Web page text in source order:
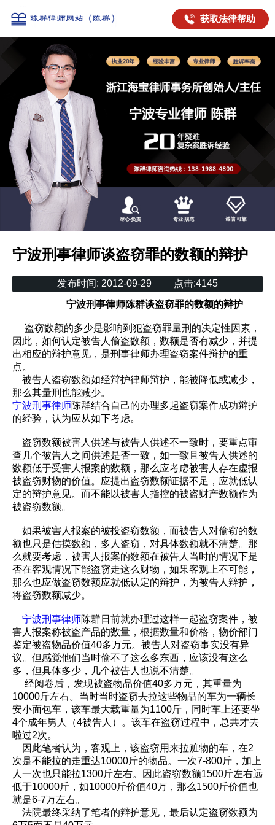
获取法律帮助
宁波刑事律师谈盗窃罪的数额的辩护
发布时间: 2012-09-29 点击:4145
宁波刑事律师陈群谈盗窃罪的数额的辩护
盗窃数额的多少是影响到犯盗窃罪量刑的决定性因素，
因此，如何认定被告人偷盗数额，数额是否有减少，并提
出相应的辩护意见，是刑事律师办理盗窃案件辩护的重
点。
被告人盗窃数额如经辩护律师辩护，能被降低或减少，
那么其量刑也能减少。
宁波刑事律师陈群结合自己的办理多起盗窃案件成功辩护
的经验，认为应从如下考虑。
盗窃数额被害人供述与被告人供述不一致时，要重点审
查几个被告人之间供述是否一致，如一致且被告人供述的
数额低于受害人报案的数额，那么应考虑被害人存在虚报
被盗窃财物的价值。应提出盗窃数额证据不足，应就低认
定的辩护意见。而不能以被害人指控的被盗财产数额作为
被盗窃数额。
如果被害人报案的被投盗窃数额，而被告人对偷窃的数
额也只是估摸数额，多人盗窃，对具体数额就不清楚。那
么就要考虑，被害人报案的数额在被告人当时的情况下是
否在客观情况下能盗窃走这么财物，如果客观上不可能，
那么也应做盗窃数额应就低认定的辩护，为被告人辩护，
将盗窃数额减少。
宁波刑事律师陈群日前就办理过这样一起盗窃案件，被
害人报案称被盗产品的数量，根据数量和价格，物价部门
鉴定被盗物品价值40多万元。被告人对盗窃事实没有异
议。但感觉他们当时偷不了这么多东西，应该没有这么
多，但具体多少，几个被告人也说不清楚。
经阅卷后，发现被盗物品价值40多万元，其重量为
10000斤左右。当时当时盗窃去拉这些物品的车为一辆长
安小面包车，该车最大载重量为1100斤，同时车上还要坐
4个成年男人（4被告人）。该车在盗窃过程中，总共才去
啦过2次。
因此笔者认为，客观上，该盗窃用来拉赃物的车，在2
次是不能拉的走重达10000斤的物品。一次7-800斤，加上
人一次也只能拉1300斤左右。因此盗窃数额1500斤左右远
低于10000斤，如10000斤价值40万，那么1500斤价值也
就是6-7万左右。
法院最终采纳了笔者的辩护意见，最后认定盗窃数额为